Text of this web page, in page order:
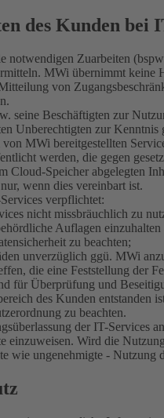
des Kunden bei
notwendigen Zuarbeiten
MWi übernimmt keine
von
seine Beschäftigten zur
Unberechtigten zur
MWi bereitgestellten
werden, die gegen
Cloud-Speicher abgelegten
wenn dies vereinbart ist.
verpflichtet:
nicht missbräuchlich zu
Auflagen
zu beachten;
unverzüglich ggü. MWi
die eine Feststellung der
für Überprüfung und
des Kunden entstanden
zu beachten.
der IT-
einzuweisen. Wird die
wie ungenehmigte - Nutzung